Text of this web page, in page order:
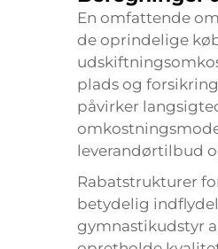
En omfattende
de oprindelige
plads og
påvirker
leverandørtilbud
Rabatstrukturer
betydelig
gymnastikudstyr